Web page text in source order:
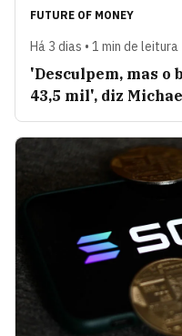
FUTURE OF MONEY
Há 3 dias • 1 min de leitura
'Desculpem, mas o
43,5 mil', diz